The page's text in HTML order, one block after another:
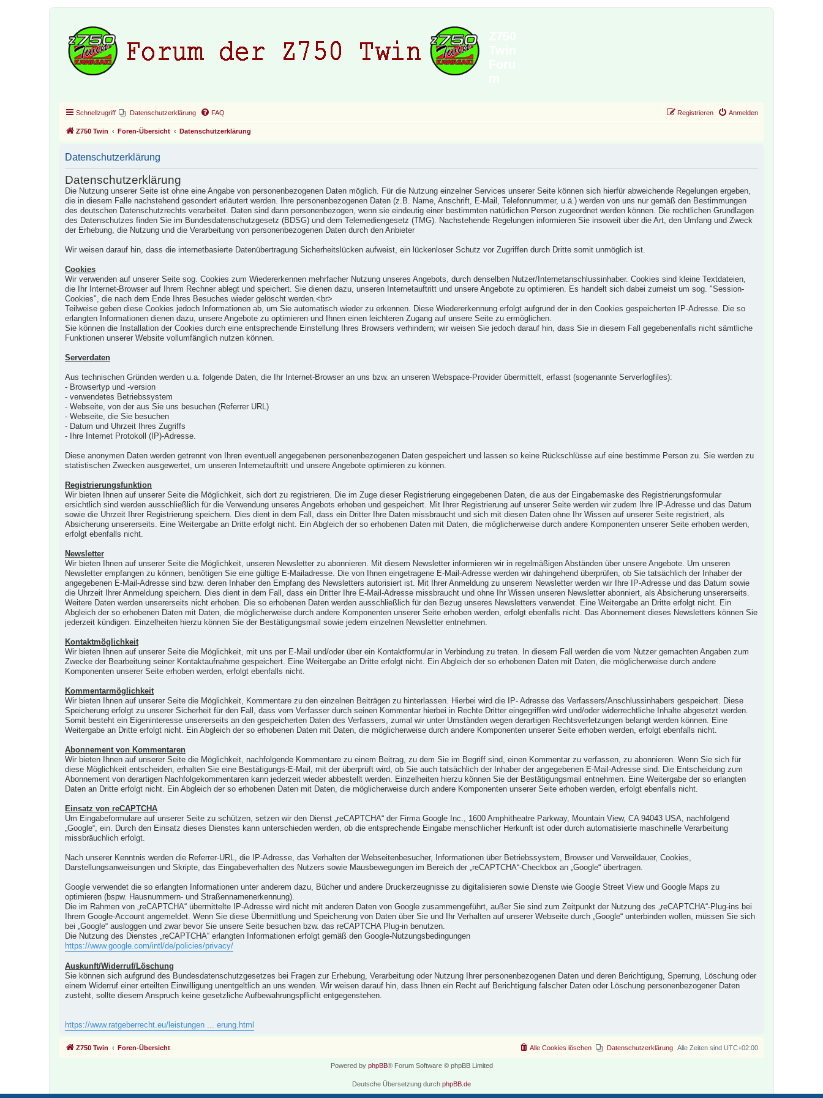
Schnellzugriff Datenschutzerklärung FAQ Anmelden
Registrieren
Z750 Twin Foren-Übersicht Datenschutzerklärung
Datenschutzerklärung
Datenschutzerklärung
Die Nutzung unserer Seite ist ohne eine Angabe von personenbezogenen Daten möglich. Für die Nutzung einzelner Services unserer Seite können sich hierfür abweichende Regelungen ergeben,
die in diesem Falle nachstehend gesondert erläutert werden. Ihre personenbezogenen Daten (z.B. Name, Anschrift, E-Mail, Telefonnummer, u.ä.) werden von uns nur gemäß den Bestimmungen
des deutschen Datenschutzrechts verarbeitet. Daten sind dann personenbezogen, wenn sie eindeutig einer bestimmten natürlichen Person zugeordnet werden können. Die rechtlichen Grundlagen
des Datenschutzes finden Sie im Bundesdatenschutzgesetz (BDSG) und dem Telemediengesetz (TMG). Nachstehende Regelungen informieren Sie insoweit über die Art, den Umfang und Zweck
der Erhebung, die Nutzung und die Verarbeitung von personenbezogenen Daten durch den Anbieter
Wir weisen darauf hin, dass die internetbasierte Datenübertragung Sicherheitslücken aufweist, ein lückenloser Schutz vor Zugriffen durch Dritte somit unmöglich ist.
Cookies
Wir verwenden auf unserer Seite sog. Cookies zum Wiedererkennen mehrfacher Nutzung unseres Angebots, durch denselben Nutzer/Internetanschlussinhaber. Cookies sind kleine Textdateien,
die Ihr Internet-Browser auf Ihrem Rechner ablegt und speichert. Sie dienen dazu, unseren Internetauftritt und unsere Angebote zu optimieren. Es handelt sich dabei zumeist um sog. "Session-
Cookies", die nach dem Ende Ihres Besuches wieder gelöscht werden.<br>
Teilweise geben diese Cookies jedoch Informationen ab, um Sie automatisch wieder zu erkennen. Diese Wiedererkennung erfolgt aufgrund der in den Cookies gespeicherten IP-Adresse. Die so
erlangten Informationen dienen dazu, unsere Angebote zu optimieren und Ihnen einen leichteren Zugang auf unsere Seite zu ermöglichen.
Sie können die Installation der Cookies durch eine entsprechende Einstellung Ihres Browsers verhindern; wir weisen Sie jedoch darauf hin, dass Sie in diesem Fall gegebenenfalls nicht sämtliche
Funktionen unserer Website vollumfänglich nutzen können.
Serverdaten
Aus technischen Gründen werden u.a. folgende Daten, die Ihr Internet-Browser an uns bzw. an unseren Webspace-Provider übermittelt, erfasst (sogenannte Serverlogfiles):
- Browsertyp und -version
- verwendetes Betriebssystem
- Webseite, von der aus Sie uns besuchen (Referrer URL)
- Webseite, die Sie besuchen
- Datum und Uhrzeit Ihres Zugriffs
- Ihre Internet Protokoll (IP)-Adresse.
Diese anonymen Daten werden getrennt von Ihren eventuell angegebenen personenbezogenen Daten gespeichert und lassen so keine Rückschlüsse auf eine bestimme Person zu. Sie werden zu
statistischen Zwecken ausgewertet, um unseren Internetauftritt und unsere Angebote optimieren zu können.
Registrierungsfunktion
Wir bieten Ihnen auf unserer Seite die Möglichkeit, sich dort zu registrieren. Die im Zuge dieser Registrierung eingegebenen Daten, die aus der Eingabemaske des Registrierungsformular
ersichtlich sind werden ausschließlich für die Verwendung unseres Angebots erhoben und gespeichert. Mit Ihrer Registrierung auf unserer Seite werden wir zudem Ihre IP-Adresse und das Datum
sowie die Uhrzeit Ihrer Registrierung speichern. Dies dient in dem Fall, dass ein Dritter Ihre Daten missbraucht und sich mit diesen Daten ohne Ihr Wissen auf unserer Seite registriert, als
Absicherung unsererseits. Eine Weitergabe an Dritte erfolgt nicht. Ein Abgleich der so erhobenen Daten mit Daten, die möglicherweise durch andere Komponenten unserer Seite erhoben werden,
erfolgt ebenfalls nicht.
Newsletter
Wir bieten Ihnen auf unserer Seite die Möglichkeit, unseren Newsletter zu abonnieren. Mit diesem Newsletter informieren wir in regelmäßigen Abständen über unsere Angebote. Um unseren
Newsletter empfangen zu können, benötigen Sie eine gültige E-Mailadresse. Die von Ihnen eingetragene E-Mail-Adresse werden wir dahingehend überprüfen, ob Sie tatsächlich der Inhaber der
angegebenen E-Mail-Adresse sind bzw. deren Inhaber den Empfang des Newsletters autorisiert ist. Mit Ihrer Anmeldung zu unserem Newsletter werden wir Ihre IP-Adresse und das Datum sowie
die Uhrzeit Ihrer Anmeldung speichern. Dies dient in dem Fall, dass ein Dritter Ihre E-Mail-Adresse missbraucht und ohne Ihr Wissen unseren Newsletter abonniert, als Absicherung unsererseits.
Weitere Daten werden unsererseits nicht erhoben. Die so erhobenen Daten werden ausschließlich für den Bezug unseres Newsletters verwendet. Eine Weitergabe an Dritte erfolgt nicht. Ein
Abgleich der so erhobenen Daten mit Daten, die möglicherweise durch andere Komponenten unserer Seite erhoben werden, erfolgt ebenfalls nicht. Das Abonnement dieses Newsletters können Sie
jederzeit kündigen. Einzelheiten hierzu können Sie der Bestätigungsmail sowie jedem einzelnen Newsletter entnehmen.
Kontaktmöglichkeit
Wir bieten Ihnen auf unserer Seite die Möglichkeit, mit uns per E-Mail und/oder über ein Kontaktformular in Verbindung zu treten. In diesem Fall werden die vom Nutzer gemachten Angaben zum
Zwecke der Bearbeitung seiner Kontaktaufnahme gespeichert. Eine Weitergabe an Dritte erfolgt nicht. Ein Abgleich der so erhobenen Daten mit Daten, die möglicherweise durch andere
Komponenten unserer Seite erhoben werden, erfolgt ebenfalls nicht.
Kommentarmöglichkeit
Wir bieten Ihnen auf unserer Seite die Möglichkeit, Kommentare zu den einzelnen Beiträgen zu hinterlassen. Hierbei wird die IP- Adresse des Verfassers/Anschlussinhabers gespeichert. Diese
Speicherung erfolgt zu unserer Sicherheit für den Fall, dass vom Verfasser durch seinen Kommentar hierbei in Rechte Dritter eingegriffen wird und/oder widerrechtliche Inhalte abgesetzt werden.
Somit besteht ein Eigeninteresse unsererseits an den gespeicherten Daten des Verfassers, zumal wir unter Umständen wegen derartigen Rechtsverletzungen belangt werden können. Eine
Weitergabe an Dritte erfolgt nicht. Ein Abgleich der so erhobenen Daten mit Daten, die möglicherweise durch andere Komponenten unserer Seite erhoben werden, erfolgt ebenfalls nicht.
Abonnement von Kommentaren
Wir bieten Ihnen auf unserer Seite die Möglichkeit, nachfolgende Kommentare zu einem Beitrag, zu dem Sie im Begriff sind, einen Kommentar zu verfassen, zu abonnieren. Wenn Sie sich für
diese Möglichkeit entscheiden, erhalten Sie eine Bestätigungs-E-Mail, mit der überprüft wird, ob Sie auch tatsächlich der Inhaber der angegebenen E-Mail-Adresse sind. Die Entscheidung zum
Abonnement von derartigen Nachfolgekommentaren kann jederzeit wieder abbestellt werden. Einzelheiten hierzu können Sie der Bestätigungsmail entnehmen. Eine Weitergabe der so erlangten
Daten an Dritte erfolgt nicht. Ein Abgleich der so erhobenen Daten mit Daten, die möglicherweise durch andere Komponenten unserer Seite erhoben werden, erfolgt ebenfalls nicht.
Einsatz von reCAPTCHA
Um Eingabeformulare auf unserer Seite zu schützen, setzen wir den Dienst „reCAPTCHA“ der Firma Google Inc., 1600 Amphitheatre Parkway, Mountain View, CA 94043 USA, nachfolgend
„Google“, ein. Durch den Einsatz dieses Dienstes kann unterschieden werden, ob die entsprechende Eingabe menschlicher Herkunft ist oder durch automatisierte maschinelle Verarbeitung
missbräuchlich erfolgt.
Nach unserer Kenntnis werden die Referrer-URL, die IP-Adresse, das Verhalten der Webseitenbesucher, Informationen über Betriebssystem, Browser und Verweildauer, Cookies,
Darstellungsanweisungen und Skripte, das Eingabeverhalten des Nutzers sowie Mausbewegungen im Bereich der „reCAPTCHA“-Checkbox an „Google“ übertragen.
Google verwendet die so erlangten Informationen unter anderem dazu, Bücher und andere Druckerzeugnisse zu digitalisieren sowie Dienste wie Google Street View und Google Maps zu
optimieren (bspw. Hausnummern- und Straßennamenerkennung).
Die im Rahmen von „reCAPTCHA“ übermittelte IP-Adresse wird nicht mit anderen Daten von Google zusammengeführt, außer Sie sind zum Zeitpunkt der Nutzung des „reCAPTCHA“-Plug-ins bei
Ihrem Google-Account angemeldet. Wenn Sie diese Übermittlung und Speicherung von Daten über Sie und Ihr Verhalten auf unserer Webseite durch „Google“ unterbinden wollen, müssen Sie sich
bei „Google“ ausloggen und zwar bevor Sie unsere Seite besuchen bzw. das reCAPTCHA Plug-in benutzen.
Die Nutzung des Dienstes „reCAPTCHA“ erlangten Informationen erfolgt gemäß den Google-Nutzungsbedingungen
https://www.google.com/intl/de/policies/privacy/
Auskunft/Widerruf/Löschung
Sie können sich aufgrund des Bundesdatenschutzgesetzes bei Fragen zur Erhebung, Verarbeitung oder Nutzung Ihrer personenbezogenen Daten und deren Berichtigung, Sperrung, Löschung oder
einem Widerruf einer erteilten Einwilligung unentgeltlich an uns wenden. Wir weisen darauf hin, dass Ihnen ein Recht auf Berichtigung falscher Daten oder Löschung personenbezogener Daten
zusteht, sollte diesem Anspruch keine gesetzliche Aufbewahrungspflicht entgegenstehen.
https://www.ratgeberrecht.eu/leistungen ... erung.html
Z750 Twin Foren-Übersicht Alle Zeiten sind UTC+02:00
Datenschutzerklärung
Alle Cookies löschen
Powered by phpBB® Forum Software © phpBB Limited
Deutsche Übersetzung durch phpBB.de